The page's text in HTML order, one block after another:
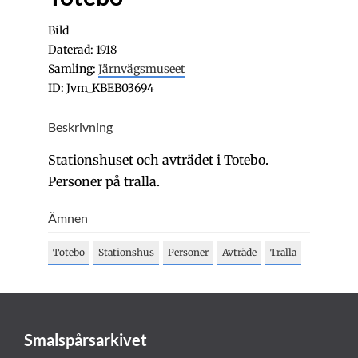
Bild
Daterad: 1918
Samling: Järnvägsmuseet
ID: Jvm_KBEB03694
Beskrivning
Stationshuset och avträdet i Totebo.
Personer på tralla.
Ämnen
Totebo Stationshus Personer Avträde Tralla
Smalspårsarkivet